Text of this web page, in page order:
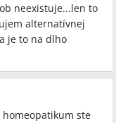
neexistuje...len to
alternatívnej
je to na dlho
ste